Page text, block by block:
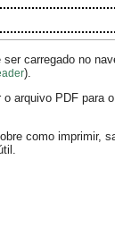
carregado no
).
arquivo PDF para
como imprimir,